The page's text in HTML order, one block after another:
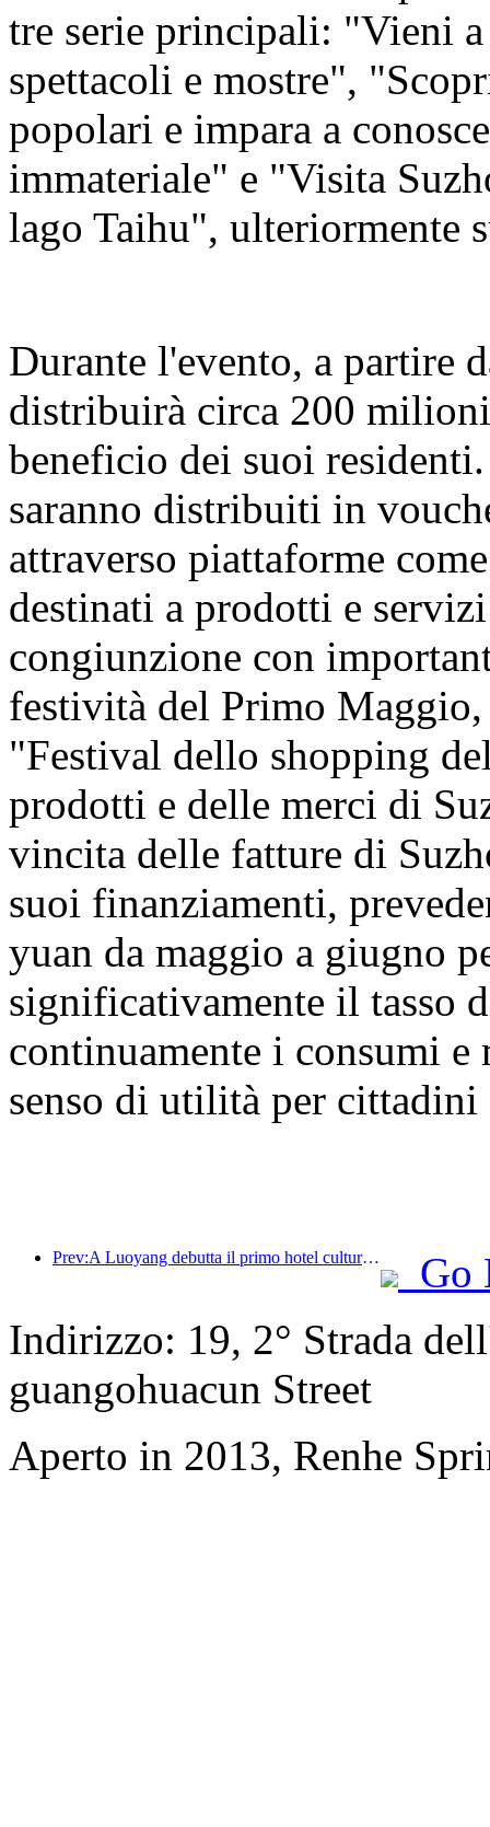
tre serie principali: "Vieni
spettacoli e mostre",
popolari e impara a
immateriale" e "Visita
lago Taihu", ulteriormente
Durante l'evento, a partire
distribuirà circa 200
beneficio dei suoi
saranno distribuiti in
attraverso piattaforme
destinati a prodotti e
congiunzione con
festività del Primo
"Festival dello shopping
prodotti e delle merci di
vincita delle fatture di
suoi finanziamenti,
yuan da maggio a giugno
significativamente il tasso
continuamente i consumi
senso di utilità per
Prev:A Luoyang debutta il primo hotel culturale a tema teatrale del paese.
Go
Indirizzo: 19, 2° Strada
guangohuacun Street
Aperto in 2013, Renhe